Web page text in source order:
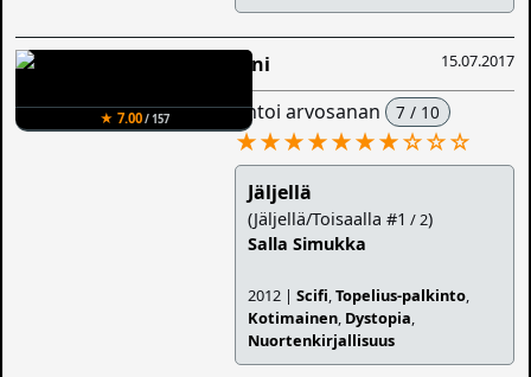
★ 7.00/ 157
15.07.2017
Sini
antoi arvosanan 7 / 10
★★★★★★★☆☆☆
Jäljellä
(Jäljellä/Toisaalla #1 / 2)
Salla Simukka
2012 |Scifi,Topelius-palkinto,
Kotimainen, Dystopia,
Nuortenkirjallisuus